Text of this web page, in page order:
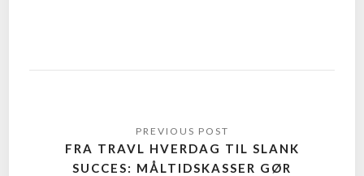
FRA TRAVL HVERDAG TIL SLANK
SUCCES: MÅLTIDSKASSER GØR